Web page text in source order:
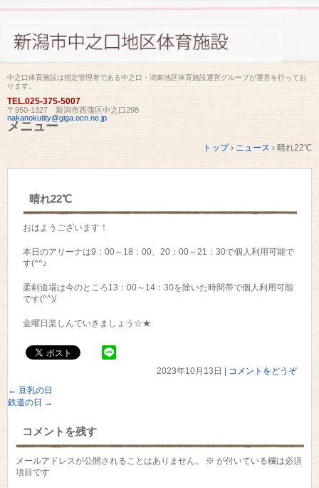
中之口体育施設は指定管理者である中之口・潟東地区体育施設運営グループが運営を行ってお
ります。
TEL.025-375-5007
〒950-1327 新潟市西蒲区中之口298
nakanokutity@giga.ocn.ne.jp
メニュー
トップ › ニュース › 晴れ22℃
晴れ22℃
おはようございます！
本日のアリーナは9：00～18：00、20：00～21：30で個人利用可能で
す(^^♪
柔剣道場は今のところ13：00～14：30を除いた時間帯で個人利用可能
です(^^)/
金曜日楽しんでいきましょう☆★
2023年10月13日
コメントをどうぞ
← 豆乳の日
鉄道の日 →
コメントを残す
メールアドレスが公開されることはありません。 ※ が付いている欄は必須
項目です